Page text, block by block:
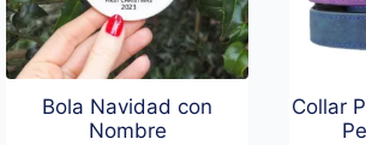
Bola Navidad con
Nombre
Collar